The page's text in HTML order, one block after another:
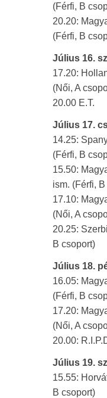
(Férfi, B
20.20:
(Férfi, B
Július 16.
17.20:
(Női, A
20.00 E.T.
Július 17.
14.25:
(Férfi, B
15.50:
ism. (Férfi,
17.10:
(Női, A
20.25:
B csoport)
Július 18.
16.05:
(Férfi, B
17.20:
(Női, A
20.00:
Július 19.
15.55:
B csoport)